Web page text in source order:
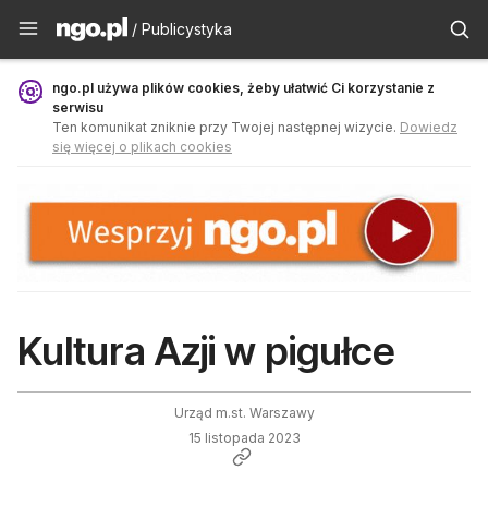
Publicystyka - ngo.pl
/ Publicystyka
ngo.pl używa plików cookies, żeby ułatwić Ci korzystanie z
serwisu
Ten komunikat zniknie przy Twojej następnej wizycie. Dowiedz
się więcej o plikach cookies
Kultura Azji w pigułce
Urząd m.st. Warszawy
15 listopada 2023